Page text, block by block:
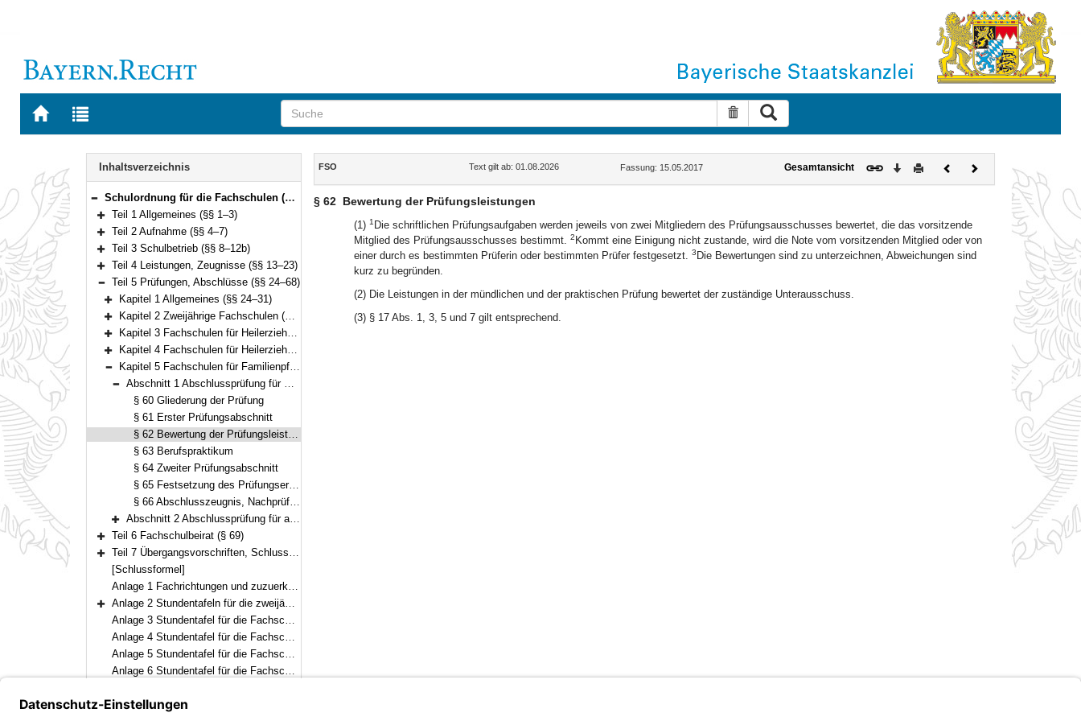
Zur
BAYERN.RECHT
Zur
letzten
Suche zurücksetzen
Navigation
Inhaltsverzeichnis
Bereich reduzieren
Schulordnung für die Fachschulen (Fachschulordnung – FSO) Vom 15. Mai 2017 (GVBl. S. 186) BayRS 2236-6-1-1-K (§§ 1–71)
Bereich erweitern
Teil 1 Allgemeines (§§ 1–3)
Bereich erweitern
Teil 2 Aufnahme (§§ 4–7)
Bereich erweitern
Teil 3 Schulbetrieb (§§ 8–12b)
Bereich erweitern
Teil 4 Leistungen, Zeugnisse (§§ 13–23)
Bereich reduzieren
Teil 5 Prüfungen, Abschlüsse (§§ 24–68)
Bereich erweitern
Kapitel 1 Allgemeines (§§ 24–31)
Bereich erweitern
Kapitel 2 Zweijährige Fachschulen (§§ 32–41)
Bereich erweitern
Kapitel 3 Fachschulen für Heilerziehungspflege (§§ 42–51)
Bereich erweitern
Kapitel 4 Fachschulen für Heilerziehungspflegehilfe (§§ 52–59)
Bereich reduzieren
Kapitel 5 Fachschulen für Familienpflege (§§ 60–68)
Bereich reduzieren
Abschnitt 1 Abschlussprüfung für Schüler öffentlicher und staatlich anerkannter Fachschulen (§§ 60–66)
§ 60 Gliederung der Prüfung
§ 61 Erster Prüfungsabschnitt
§ 62 Bewertung der Prüfungsleistungen
§ 63 Berufspraktikum
§ 64 Zweiter Prüfungsabschnitt
§ 65 Festsetzung des Prüfungsergebnisses
§ 66 Abschlusszeugnis, Nachprüfung
Bereich erweitern
Abschnitt 2 Abschlussprüfung für andere Bewerber (§§ 67–68)
Bereich erweitern
Teil 6 Fachschulbeirat (§ 69)
Bereich erweitern
Teil 7 Übergangsvorschriften, Schlussvorschriften (§§ 70–71)
[Schlussformel]
Anlage 1 Fachrichtungen und zuzuerkennende Berufsbezeichnungen
Bereich erweitern
Anlage 2 Stundentafeln für die zweijährigen Fachschulen
Anlage 3 Stundentafel für die Fachschule für Heilerziehungspflege (dreijährig)
Anlage 4 Stundentafel für die Fachschule für Heilerziehungspflege (zweijährig)
Anlage 5 Stundentafel für die Fachschule für Heilerziehungspflegehilfe
Anlage 6 Stundentafel für die Fachschule für Familienpflege (Vollzeitform)
Inhalt
FSO Text gilt ab: 01.08.2026 Fassung: 15.05.2017 Gesamtansicht Download
DruckenVorherigesNächstes
Dokument
§ 62 Bewertung der Prüfungsleistungen
(1) 1 Die schriftlichen Prüfungsaufgaben werden jeweils von zwei Mitgliedern des Prüfungsausschusses bewertet, die das vorsitzende
Mitglied des Prüfungsausschusses bestimmt. 2 Kommt eine Einigung nicht zustande, wird die Note vom vorsitzenden Mitglied oder von
einer durch es bestimmten Prüferin oder bestimmten Prüfer festgesetzt. 3 Die Bewertungen sind zu unterzeichnen, Abweichungen sind
kurz zu begründen.
(2) Die Leistungen in der mündlichen und der praktischen Prüfung bewertet der zuständige Unterausschuss.
(3) § 17 Abs. 1, 3, 5 und 7 gilt entsprechend.